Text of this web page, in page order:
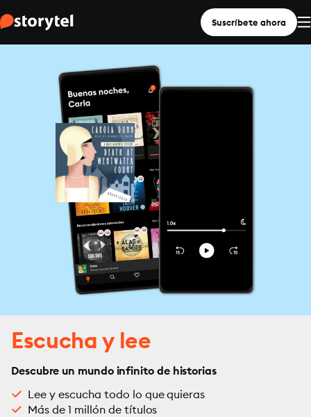
Suscríbete ahora
Escucha y lee
Descubre un mundo infinito de historias
Lee y escucha todo lo que quieras
Más de 1 millón de títulos